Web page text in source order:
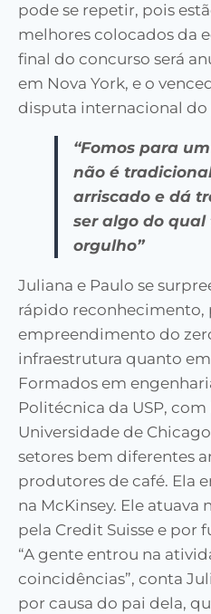
pode se repetir, pois
melhores colocados da
final do concurso será
em Nova York, e o
disputa internacional do
“Fomos para
não é
arriscado e dá
ser algo do qual
orgulho”
Juliana e Paulo se
rápido reconhecimento,
empreendimento do
infraestrutura quanto
Formados em
Politécnica da USP, com
Universidade de
setores bem diferentes
produtores de café. Ela
na McKinsey. Ele
pela Credit Suisse e por
“A gente entrou na
coincidências”, conta
por causa do pai dela,